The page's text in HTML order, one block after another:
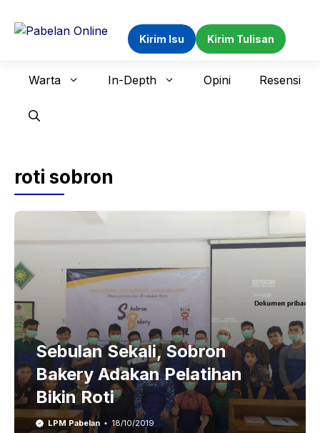
Kirim Isu Kirim Tulisan
Warta In-Depth Opini Resensi
roti sobron
Sebulan Sekali, Sobron
Bakery Adakan Pelatihan
Bikin Roti
LPM Pabelan 18/10/2019